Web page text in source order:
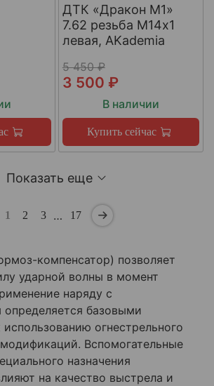
ДТК «Дракон М1»
7.62 резьба М14х1
левая, AKademia
5 450 ₽
3 500 ₽
В наличии
Купить сейчас
Показать еще
1 2 3 … 17
компенсатор) позволяет
ударной волны в момент
наряду с
определяется базовыми
огнестрельного
Вспомогательные
назначения
на качество выстрела и